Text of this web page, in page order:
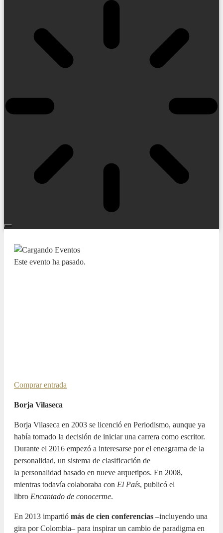
Este evento ha pasado.
Comprar entrada
Borja Vilaseca
Borja Vilaseca en 2003 se licenció en Periodismo, aunque ya
había tomado la decisión de iniciar una carrera como escritor.
Durante el 2016 empezó a interesarse por el eneagrama de la
personalidad, un sistema de clasificación de
la personalidad basado en nueve arquetipos. En 2008,
mientras todavía colaboraba con El País, publicó el
libro Encantado de conocerme.
En 2013 impartió más de cien conferencias –incluyendo una
gira por Colombia– para inspirar un cambio de paradigma en